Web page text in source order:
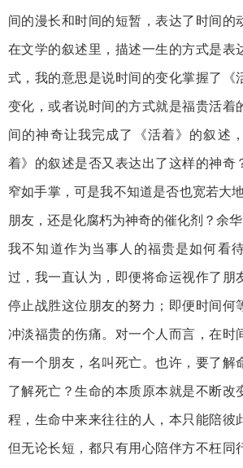
间的漫长和时间的短暂，表达了时间的
在文学的叙述里，描述一生的方式是表
式，我的意思是说时间的变化掌握了《
变化，或者说时间的方式就是福贵活着
间的神奇让我完成了《活着》的叙述
着》的叙述是否又表达出了这样的神奇
窄如手掌，可是我不知道是否也宽若大
朋友，还是化腐朽为神奇的催化剂？余华
我不知道作为当事人的福贵是如何看
过，我一直认为，即便将命运视作了朋
停止战胜这位朋友的努力；即便时间何
冲淡福贵的伤痛。对一个人而言，在时
有一个朋友，名叫死亡。也许，要了解
了解死亡？生命的本质原本就是不断改
程，生命中来来往往的人，本只能陪彼
但无论长短，都只有用心陪伴方不枉同